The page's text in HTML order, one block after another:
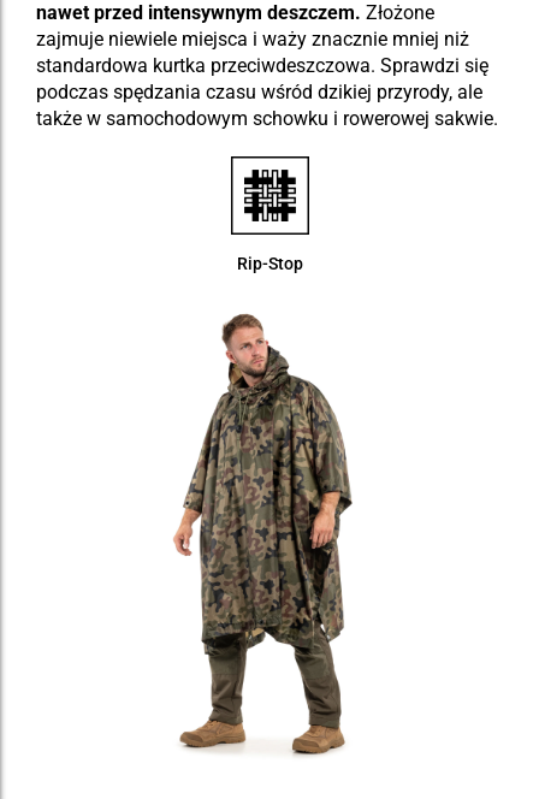
nawet przed intensywnym deszczem. Złożone
zajmuje niewiele miejsca i waży znacznie mniej niż
standardowa kurtka przeciwdeszczowa. Sprawdzi się
podczas spędzania czasu wśród dzikiej przyrody, ale
także w samochodowym schowku i rowerowej sakwie.
Rip-Stop